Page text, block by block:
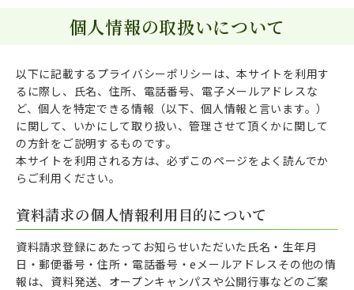
個人情報の取扱いについて
以下に記載するプライバシーポリシーは、本サイトを利用す
るに際し、氏名、住所、電話番号、電子メールアドレスな
ど、個人を特定できる情報（以下、個人情報と言います。）
に関して、いかにして取り扱い、管理させて頂くかに関して
の方針をご説明するものです。
本サイトを利用される方は、必ずこのページをよく読んでか
らご利用ください。
資料請求の個人情報利用目的について
資料請求登録にあたってお知らせいただいた氏名・生年月
日・郵便番号・住所・電話番号・eメールアドレスその他の情
報は、資料発送、オープンキャンパスや公開行事などのご案